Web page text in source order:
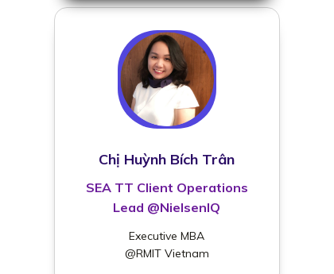
Chị Huỳnh Bích Trân
SEA TT Client Operations
Lead @NielsenIQ
Executive MBA
@RMIT Vietnam